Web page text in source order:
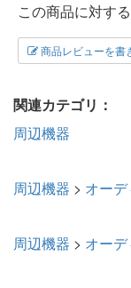
この商品に対す
商品レビューを書
関連カテゴリ：
周辺機器
周辺機器 > オー
周辺機器 > オー